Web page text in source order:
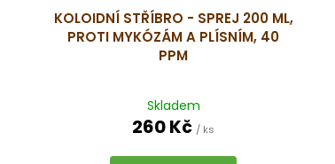
KOLOIDNÍ STŘÍBRO - SPREJ 200 ML,
PROTI MYKÓZÁM A PLÍSNÍM, 40
PPM
Skladem
260 Kč / ks